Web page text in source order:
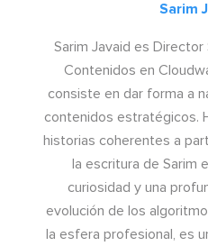
Sarim
Sarim Javaid es
Contenidos en
consiste en dar forma a
contenidos estratégicos.
historias coherentes a
la escritura de Sarim
curiosidad y una
evolución de los
la esfera profesional, es